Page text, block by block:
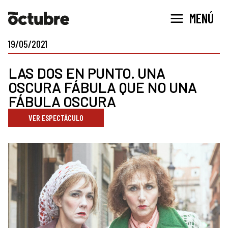
MENÚ
19/05/2021
LAS DOS EN PUNTO. UNA
OSCURA FÁBULA QUE NO UNA
FÁBULA OSCURA
VER ESPECTÁCULO